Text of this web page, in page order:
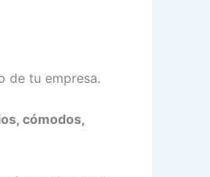
de tu empresa.
cómodos,